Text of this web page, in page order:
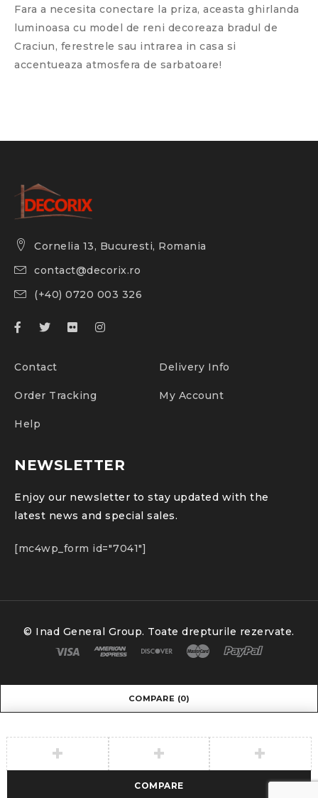
Fara a necesita conectare la priza, aceasta ghirlanda
luminoasa cu model de reni decoreaza bradul de
Craciun, ferestrele sau intrarea in casa si
accentueaza atmosfera de sarbatoare!
Cornelia 13, Bucuresti, Romania
contact@decorix.ro
(+40) 0720 003 326
Contact Delivery Info
Order Tracking My Account
Help
NEWSLETTER
Enjoy our newsletter to stay updated with the
latest news and special sales.
[mc4wp_form id="7041"]
© Inad General Group. Toate drepturile rezervate.
COMPARE (0)
COMPARE